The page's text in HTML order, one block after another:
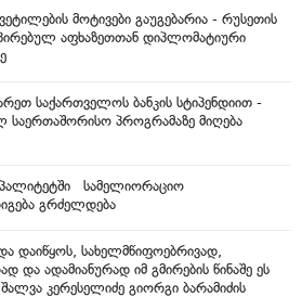
მოტივები გაუგებარია - რუსეთის
აფხაზეთთან დიპლომატიური
საქართველოს ბანკის სტიპენდიით -
საერთაშორისო პროგრამაზე მიღება
სამელიორაციო
გრძელდება
დაიწყოს, სახელმწიფოებრივად,
ადამიანურად იმ გმირების წინაშე ეს
კერესელიძე გიორგი ბარამიძის